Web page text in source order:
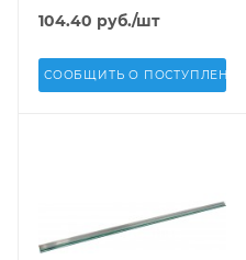
104.40 руб./шт
СООБЩИТЬ О ПОСТУПЛЕНИИ